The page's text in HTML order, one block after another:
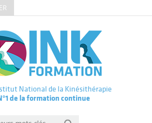
National de la Kinésithérapie
de la formation continue